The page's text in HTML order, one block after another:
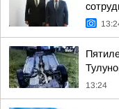
13:24